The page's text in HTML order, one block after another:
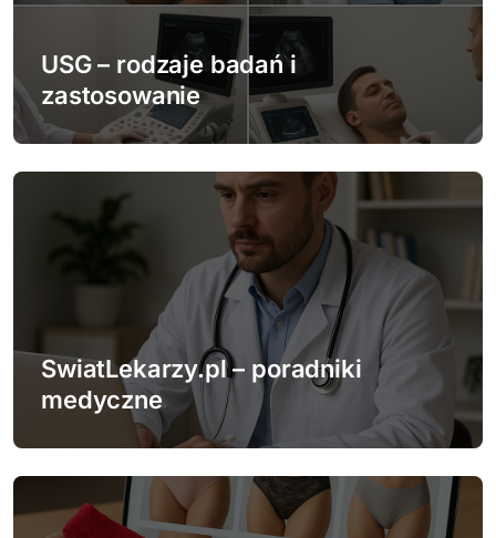
p
i
s
USG – rodzaje badań i
zastosowanie
SwiatLekarzy.pl – poradniki
medyczne